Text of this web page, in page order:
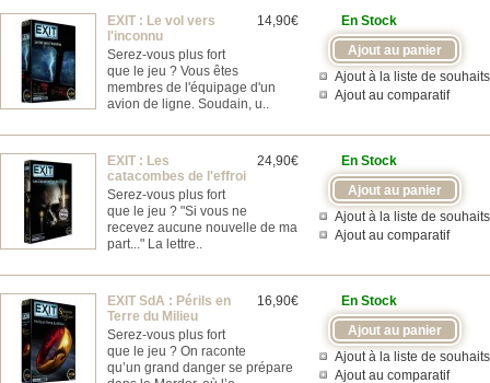
En Stock
Ajout à la liste de souhaits
Ajout au comparatif
14,90€
EXIT : Le vol vers
l'inconnu
Serez-vous plus fort
que le jeu ? Vous êtes
membres de l'équipage d'un
avion de ligne. Soudain, u..
En Stock
Ajout à la liste de souhaits
Ajout au comparatif
24,90€
EXIT : Les
catacombes de l'effroi
Serez-vous plus fort
que le jeu ? "Si vous ne
recevez aucune nouvelle de ma
part..." La lettre..
En Stock
Ajout à la liste de souhaits
Ajout au comparatif
16,90€
EXIT SdA : Périls en
Terre du Milieu
Serez-vous plus fort
que le jeu ? On raconte
qu’un grand danger se prépare